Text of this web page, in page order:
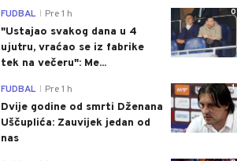
0
FUDBAL Pre 1 h
"Ustajao svakog dana u 4
ujutru, vraćao se iz fabrike
tek na večeru": Me...
1
FUDBAL Pre 1 h
Dvije godine od smrti Dženana
Uščuplića: Zauvijek jedan od
nas